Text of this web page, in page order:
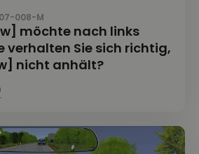
008-M
möchte nach links
verhalten Sie sich richtig,
nicht anhält?